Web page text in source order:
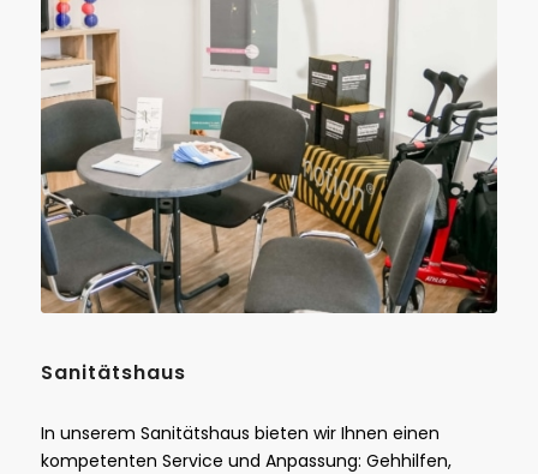
Sanitätshaus
In unserem Sanitätshaus bieten wir Ihnen einen
kompetenten Service und Anpassung: Gehhilfen,